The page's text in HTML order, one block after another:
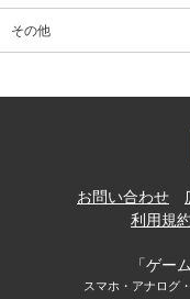
その他
お問い合わせ
利用規約
「ゲー
スマホ・アナログ